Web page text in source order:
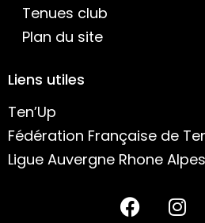
Tenues club
Plan du site
Liens utiles
Ten’Up
Fédération Française de
Ligue Auvergne Rhone